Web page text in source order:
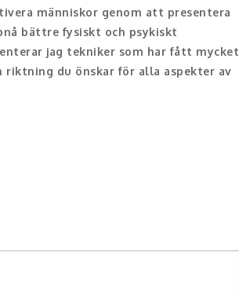
människor genom att presentera
bättre fysiskt och psykiskt
jag tekniker som har fått mycket
du önskar för alla aspekter av
meditation, där jag pedagogiskt och
är en utbildning i holistiskt